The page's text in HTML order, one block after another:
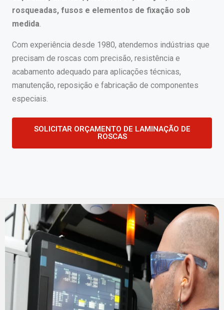
rosqueadas, fusos e elementos de fixação sob
medida.
Com experiência desde 1980, atendemos indústrias que
precisam de roscas com precisão, resistência e
acabamento adequado para aplicações técnicas,
manutenção, reposição e fabricação de componentes
especiais.
SOLICITAR ORÇAMENTO DE LAMINAÇÃO DE
ROSCAS